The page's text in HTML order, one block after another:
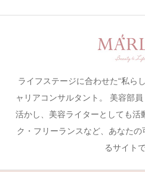
ライフステージに合わせた“私ら
ャリアコンサルタント。 美容部
活かし、美容ライターとしても活
ク・フリーランスなど、あなたの
るサイトで